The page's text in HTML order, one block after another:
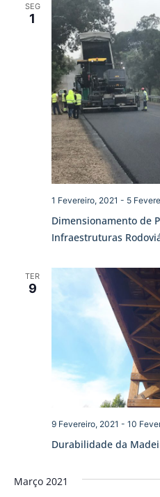
SEG
1
Dimensionamento de
Infraestruturas
1 Fevereiro, 2021 - 5
TER
9
Durabilidade da
9 Fevereiro, 2021 - 10
Março 2021